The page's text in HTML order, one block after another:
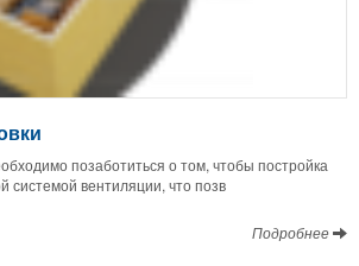
позаботиться о том, чтобы постройка
вентиляции, что позв
Подробнее